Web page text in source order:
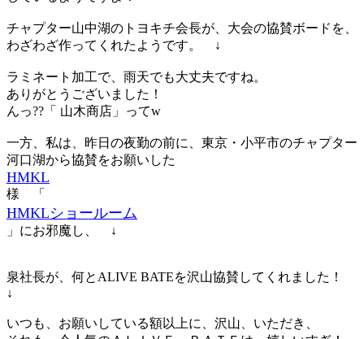
チャプター山中湖のトヨキチ会長が、大会の協賛ボードを、
わざわざ作ってくれたようです。 ↓
ラミネート加工で、雨天でも大丈夫ですね。
ありがとうございました！
んっ??「 山木商店」ってw
一方、私は、昨日の夜勤の前に、東京・小平市のチャプター
河口湖から協賛をお願いした
HMKL
様 「
HMKLショールーム
」にお邪魔し、 ↓
泉社長が、何とALIVE BATEを沢山協賛してくれました！
↓
いつも、お願いしている額以上に、沢山、いただき、